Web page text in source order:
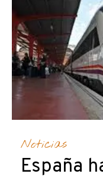
Noticias
España